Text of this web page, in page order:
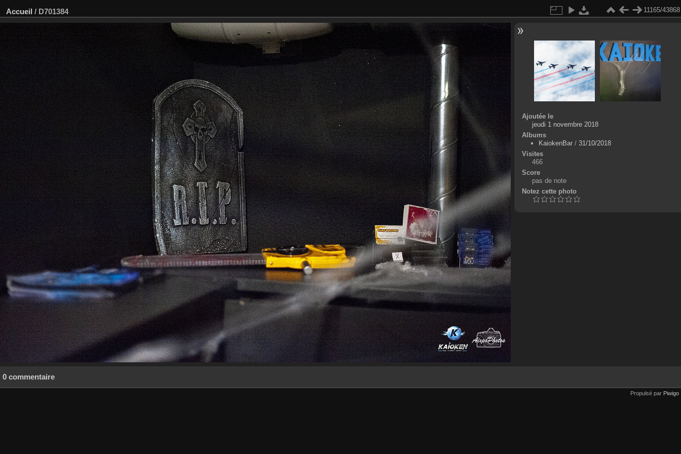
Accueil / D701384 11165/43868
Ajoutée le
jeudi 1 novembre 2018
Albums
KaiokenBar/ 31/10/2018
Visites
466
Score
pas de note
Notez cette photo
0 commentaire
Propulsé par Piwigo